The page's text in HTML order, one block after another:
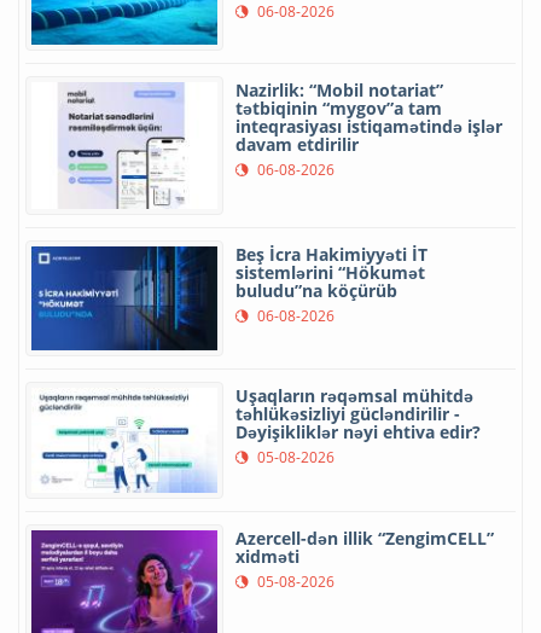
06-08-2026
Nazirlik: “Mobil notariat”
tətbiqinin “mygov”a tam
inteqrasiyası istiqamətində işlər
davam etdirilir
06-08-2026
Beş İcra Hakimiyyəti İT
sistemlərini “Hökumət
buludu”na köçürüb
06-08-2026
Uşaqların rəqəmsal mühitdə
təhlükəsizliyi gücləndirilir -
Dəyişikliklər nəyi ehtiva edir?
05-08-2026
Azercell-dən illik “ZengimCELL”
xidməti
05-08-2026